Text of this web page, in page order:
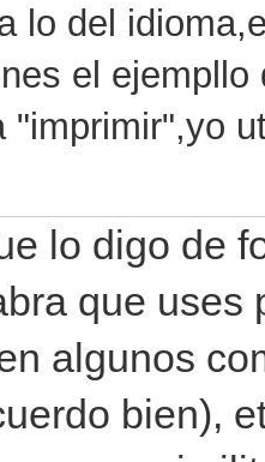
lo del
el
"imprimir",yo
lo digo de
que uses
algunos
bien),